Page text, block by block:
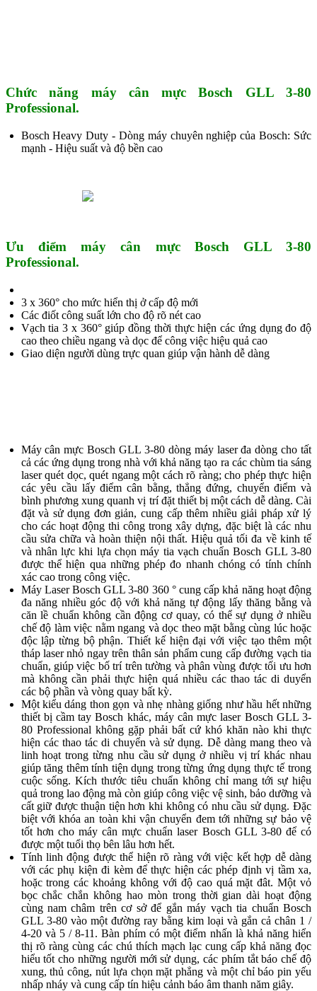
Chức năng máy cân mực Bosch GLL 3-80
Professional.
Bosch Heavy Duty - Dòng máy chuyên nghiệp của Bosch: Sức
mạnh - Hiệu suất và độ bền cao
Ưu điểm máy cân mực Bosch GLL 3-80
Professional.
3 x 360° cho mức hiển thị ở cấp độ mới
Các điốt công suất lớn cho độ rõ nét cao
Vạch tia 3 x 360° giúp đồng thời thực hiện các ứng dụng đo độ
cao theo chiều ngang và dọc để công việc hiệu quả cao
Giao diện người dùng trực quan giúp vận hành dễ dàng
Máy cân mực Bosch GLL 3-80 dòng máy laser đa dòng cho tất
cả các ứng dụng trong nhà với khả năng tạo ra các chùm tia sáng
laser quét dọc, quét ngang một cách rõ ràng; cho phép thực hiện
các yêu cầu lấy điểm cân bằng, thẳng đứng, chuyển điểm và
bình phương xung quanh vị trí đặt thiết bị một cách dễ dàng. Cài
đặt và sử dụng đơn giản, cung cấp thêm nhiều giải pháp xử lý
cho các hoạt động thi công trong xây dựng, đặc biệt là các nhu
cầu sửa chữa và hoàn thiện nội thất. Hiệu quả tối đa về kinh tế
và nhân lực khi lựa chọn máy tia vạch chuẩn Bosch GLL 3-80
được thể hiện qua những phép đo nhanh chóng có tính chính
xác cao trong công việc.
Máy Laser Bosch GLL 3-80 360 ° cung cấp khả năng hoạt động
đa năng nhiều góc độ với khả năng tự động lấy thăng bằng và
căn lề chuẩn không cần động cơ quay, có thể sự dụng ở nhiều
chế độ làm việc nằm ngang và dọc theo mặt bằng cùng lúc hoặc
độc lập từng bộ phận. Thiết kế hiện đại với việc tạo thêm một
tháp laser nhỏ ngay trên thân sản phẩm cung cấp đường vạch tia
chuẩn, giúp việc bố trí trên tường và phân vùng được tối ưu hơn
mà không cần phải thực hiện quá nhiều các thao tác di duyển
các bộ phần và vòng quay bất kỳ.
Một kiểu dáng thon gọn và nhẹ nhàng giống như hầu hết những
thiết bị cầm tay Bosch khác, máy cân mực laser Bosch GLL 3-
80 Professional không gặp phải bất cứ khó khăn nào khi thực
hiện các thao tác di chuyển và sử dụng. Dễ dàng mang theo và
linh hoạt trong từng nhu cầu sử dụng ở nhiều vị trí khác nhau
giúp tăng thêm tính tiện dụng trong từng ứng dụng thực tế trong
cuộc sống. Kích thước tiêu chuẩn không chỉ mang tới sự hiệu
quả trong lao động mà còn giúp công việc vệ sinh, bảo dưỡng và
cất giữ được thuận tiện hơn khi không có nhu cầu sử dụng. Đặc
biệt với khóa an toàn khi vận chuyển đem tới những sự bảo vệ
tốt hơn cho máy cân mực chuẩn laser Bosch GLL 3-80 để có
được một tuổi thọ bên lâu hơn hết.
Tính linh động được thể hiện rõ ràng với việc kết hợp dễ dàng
với các phụ kiện đi kèm để thực hiện các phép định vị tầm xa,
hoặc trong các khoảng không với độ cao quá mặt đât. Một vỏ
bọc chắc chắn không hao mòn trong thời gian dài hoạt động
cùng nam châm trên cơ sở để gắn máy vạch tia chuẩn Bosch
GLL 3-80 vào một đường ray bằng kim loại và gắn cả chân 1 /
4-20 và 5 / 8-11. Bàn phím có một điểm nhấn là khả năng hiển
thị rõ ràng cùng các chú thích mạch lạc cung cấp khả năng đọc
hiểu tốt cho những người mới sử dụng, các phím tắt báo chế độ
xung, thủ công, nút lựa chọn mặt phẳng và một chỉ báo pin yếu
nhấp nháy và cung cấp tín hiệu cảnh báo âm thanh năm giây.